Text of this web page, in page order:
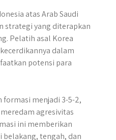
atas Arab Saudi
strategi yang diterapkan
Pelatih asal Korea
dalam
potensi para
formasi menjadi 3-5-2,
agresivitas
ini memberikan
tengah, dan